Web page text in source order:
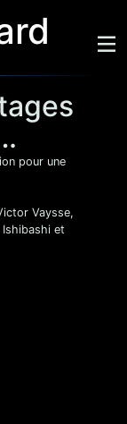
pour une
Vaysse,
Ishibashi et